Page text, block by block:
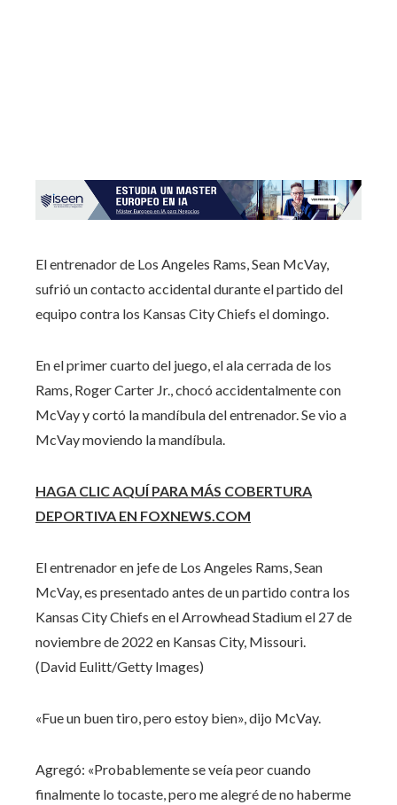
El entrenador de Los Angeles Rams, Sean McVay,
sufrió un contacto accidental durante el partido del
equipo contra los Kansas City Chiefs el domingo.
En el primer cuarto del juego, el ala cerrada de los
Rams, Roger Carter Jr., chocó accidentalmente con
McVay y cortó la mandíbula del entrenador. Se vio a
McVay moviendo la mandíbula.
HAGA CLIC AQUÍ PARA MÁS COBERTURA
DEPORTIVA EN FOXNEWS.COM
El entrenador en jefe de Los Angeles Rams, Sean
McVay, es presentado antes de un partido contra los
Kansas City Chiefs en el Arrowhead Stadium el 27 de
noviembre de 2022 en Kansas City, Missouri.
(David Eulitt/Getty Images)
«Fue un buen tiro, pero estoy bien», dijo McVay.
Agregó: «Probablemente se veía peor cuando
finalmente lo tocaste, pero me alegré de no haberme